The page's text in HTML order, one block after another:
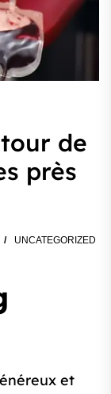
de
près
UNCATEGORIZED
et